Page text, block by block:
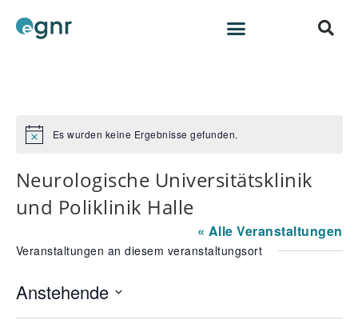
H
w
e
i
s
Es wurden keine Ergebnisse gefunden.
Neurologische Universitätsklinik
und Poliklinik Halle
« Alle Veranstaltungen
Veranstaltungen an diesem veranstaltungsort
Anstehende
D